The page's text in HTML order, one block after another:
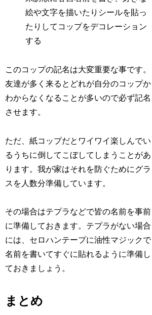
絵や文字を描いたりシールを貼っ
たりしてコップをデコレーション
する
このコップの記名は大変重要な事です。
友達が多く来るとどれが自分のコップか
わからなくなることが多いので必ず記名
させます。
ただ、紙コップだとワイワイ楽しんでい
るうちに倒してこぼしてしまうことがあ
ります。我が家はそれを防ぐためにグラ
スを人数分準備しています。
その場合はテプラなどで皆の名前を事前
に準備しておきます。テプラがない場合
には、セロハンテープに油性マジックで
名前を書いてすぐに貼れるように準備し
ておきましょう。
まとめ